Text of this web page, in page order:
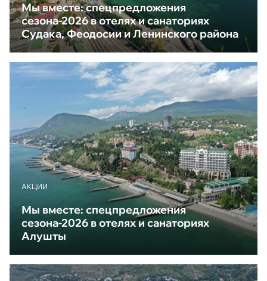
Мы вместе: спецпредложения
сезона-2026 в отелях и санаториях
Судака, Феодосии и Ленинского района
АКЦИИ
Мы вместе: спецпредложения
сезона-2026 в отелях и санаториях
Алушты